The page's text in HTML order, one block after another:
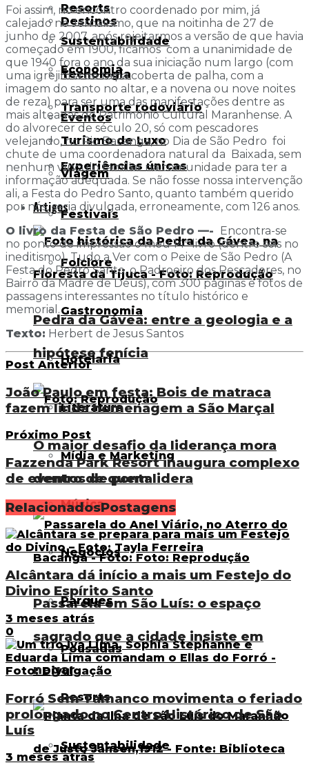
Resorts
Sustentabilidade
Tecnologia
Transporte rodoviário
Turismo de Luxo
Viagem
Artigos
Pedra da Gávea: entre a geologia e a
hipótese fenícia
O maior desafio da liderança mora
dentro de quem lidera
Passarela em São Luís: o espaço
sagrado que a cidade insiste em
negar
Destinos
Economia
Eventos
Experiências únicas
Festivais
Folclore
Gastronomia
Hotelaria
Literatura
Mídia e Marketing
Música
Negócios
Parques
Pousadas
Resorts
Sustentabilidade
Foi assim, no encontro coordenado por mim, já
calejado no Jornalismo, que na noitinha de 27 de
junho de 2007, após rejeitarmos a versão de que havia
começado em 1900, ficamos com a unanimidade de
que 1940 fora o ano da sua iniciação num largo (com
uma igrejinha de taipa coberta de palha, com a
imagem do santo no altar, e a novena ou nove noites
de reza) para ser uma das manifestações dentre as
mais alteadas do Patrimônio Cultural Maranhense. A
do alvorecer de século 20, só com pescadores
velejando, no Rio Bacanga, no Dia de São Pedro foi
chute de uma coordenadora natural da Baixada, sem
nenhum vínculo familiar na comunidade para ter a
informação adequada. Se não fosse nossa intervenção
ali, a Festa do Pedro Santo, quanto também querido
por nós, seria divulgada, erroneamente, com 126 anos.
O livro da Festa de São Pedro —- Encontra-se
no ponto de impressão o meu 14ª livro (dentre seis no
ineditismo), Tudo a Ver com o Peixe de São Pedro (A
Festa do Pedro Santo, o Padroeiro dos Pescadores, no
Bairro da Madre de Deus), com 300 páginas e fotos de
passagens interessantes no título histórico e
memorial.
Texto: Herbert de Jesus Santos
Post Anterior
João Paulo em festa: Bois de matraca
fazem linda homenagem a São Marçal
Próximo Post
Fazzenda Park Resort inaugura complexo
de eventos de ponta
RelacionadosPostagens
Alcântara dá início a mais um Festejo do
Divino Espírito Santo
3 meses atrás
0
Forró Sem Tamanco movimenta o feriado
prolongado no Centro Histórico de São
Luís
3 meses atrás